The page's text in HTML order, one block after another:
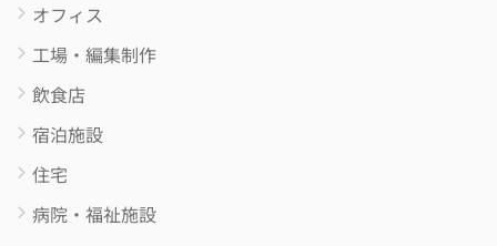
オフィス
工場・編集制作
飲食店
宿泊施設
住宅
病院・福祉施設